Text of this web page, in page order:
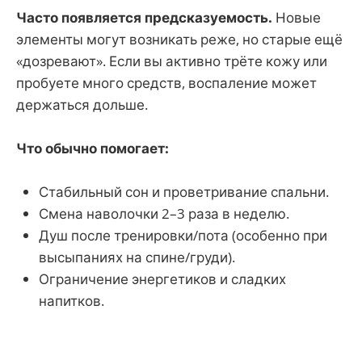
Часто появляется предсказуемость. Новые
элементы могут возникать реже, но старые ещё
«дозревают». Если вы активно трёте кожу или
пробуете много средств, воспаление может
держаться дольше.
Что обычно помогает:
Стабильный сон и проветривание спальни.
Смена наволочки 2–3 раза в неделю.
Душ после тренировки/пота (особенно при
высыпаниях на спине/груди).
Ограничение энергетиков и сладких
напитков.